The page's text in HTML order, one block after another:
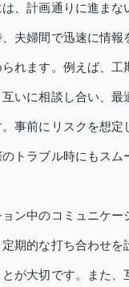
、計画通りに進まな
夫婦間で迅速に情報
れます。例えば、工
いに相談し合い、最
事前にリスクを想定
トラブル時にもスム
ン中のコミュニケー
期的な打ち合わせを
が大切です。また、